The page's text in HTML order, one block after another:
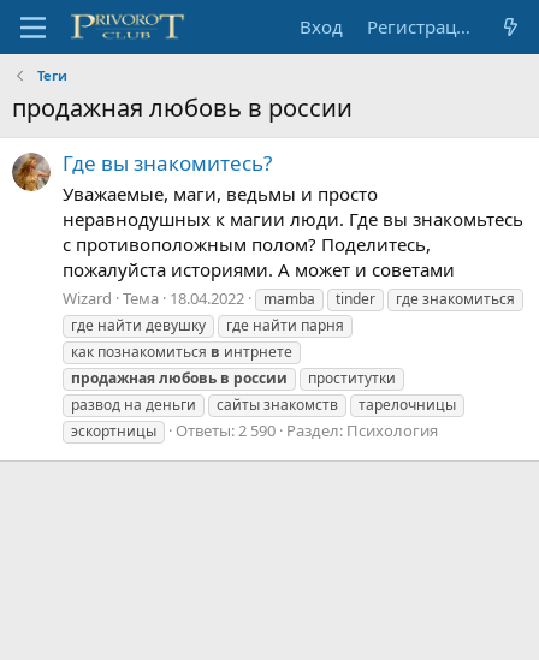
Вход Регистрация
Теги
продажная любовь в россии
Где вы знакомитесь?
Уважаемые, маги, ведьмы и просто
неравнодушных к магии люди. Где вы знакомьтесь
с противоположным полом? Поделитесь,
пожалуйста историями. А может и советами
Wizard Тема 18.04.2022 mamba tinder
где знакомиться
где найти девушку
где найти парня
как познакомиться в интрнете
продажнаялюбовь в россии
проститутки
развод на деньги
сайты знакомств
тарелочницы
эскортницы
Ответы: 2 590 Раздел: Психология